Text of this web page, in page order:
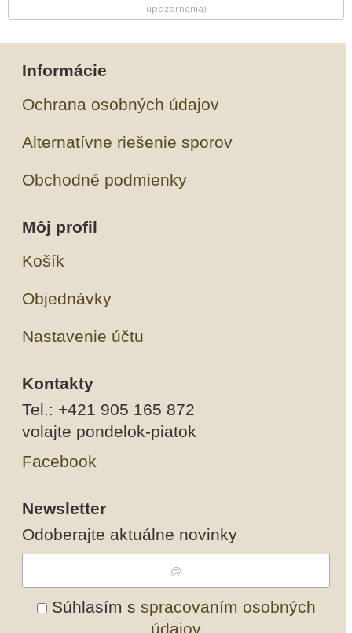
upozornenia)
Informácie
Ochrana osobných údajov
Alternatívne riešenie sporov
Obchodné podmienky
Môj profil
Košík
Objednávky
Nastavenie účtu
Kontakty
Tel.: +421 905 165 872
volajte pondelok-piatok
Facebook
Newsletter
Odoberajte aktuálne novinky
Súhlasím s spracovaním osobných
údajov